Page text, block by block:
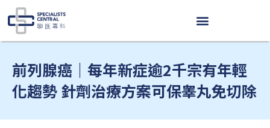
至
前列腺癌｜每年新症逾2千宗有年輕
化趨勢 針劑治療方案可保睾丸免切除